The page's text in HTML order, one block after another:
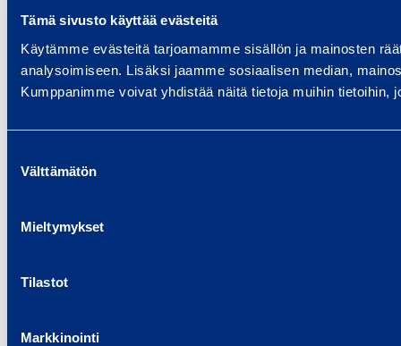
Tämä sivusto käyttää evästeitä
Käytämme evästeitä tarjoamamme sisällön ja mainosten
analysoimiseen. Lisäksi jaamme sosiaalisen median,
Kumppanimme voivat yhdistää näitä tietoja muihin tietoihin,
valinta
Välttämätön
Mieltymykset
Tilastot
Markkinointi